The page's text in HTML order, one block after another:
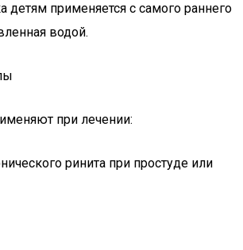
детям применяется с самого раннего
водой.
при лечении:
ринита при простуде или